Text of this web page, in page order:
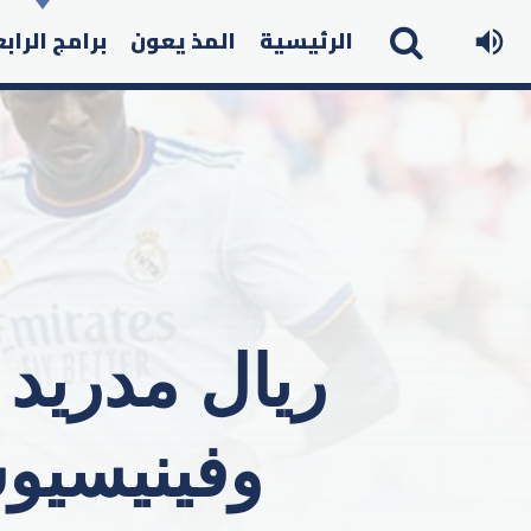
الرئيسية المذ يعون برامج
ريال
وفينيسيوس